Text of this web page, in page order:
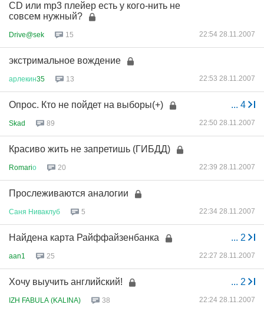
CD или mp3 плейер есть у кого-нить не
совсем нужный?
Drive@sek 15 22:54 28.11.2007
экстримальное вождение
арлекин35 13 22:53 28.11.2007
... 4
Опрос. Кто не пойдет на выборы(+)
Skad 89 22:50 28.11.2007
Красиво жить не запретишь (ГИБДД)
Romariо 20 22:39 28.11.2007
Прослеживаются аналогии
Саня Ниваклуб 5 22:34 28.11.2007
... 2
Найдена карта Райффайзенбанка
aan1 25 22:27 28.11.2007
... 2
Хочу выучить английский!
IZH FABULA (KALINA) 38 22:24 28.11.2007